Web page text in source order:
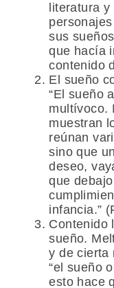
literatura y
sus
que hacía
contenido
El sueño
“El sueño
multívoco.
muestran
reúnan
sino que
deseo,
que
infancia.”
Contenido
sueño.
y de cierta
“el sueño
esto hace